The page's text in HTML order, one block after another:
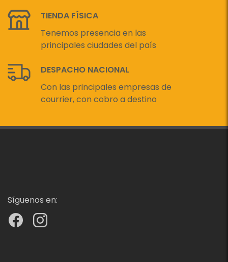
TIENDA FÍSICA
Tenemos presencia en las
principales ciudades del país
DESPACHO NACIONAL
Con las principales empresas de
courrier, con cobro a destino
Síguenos en: